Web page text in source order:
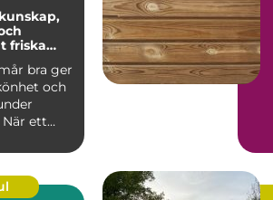
friska
bra ger
och
När ett